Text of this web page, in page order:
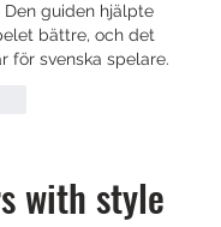
Den guiden hjälpte
bättre, och det
för svenska spelare.
with style